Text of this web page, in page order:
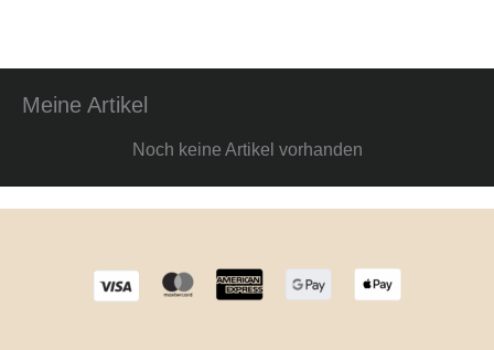
Meine Artikel
Noch keine Artikel vorhanden